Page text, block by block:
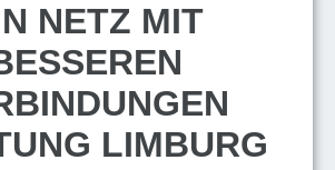
NETZ MIT
LIMBURG